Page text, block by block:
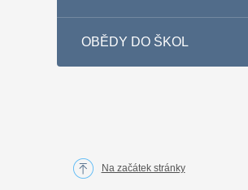
OBĚDY DO ŠKOL
Na začátek stránky